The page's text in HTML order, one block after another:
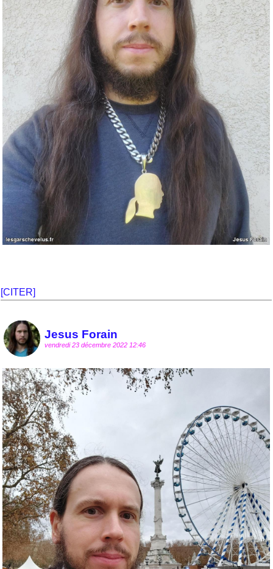
[CITER]
Jesus Forain
vendredi 23 décembre 2022 12:46